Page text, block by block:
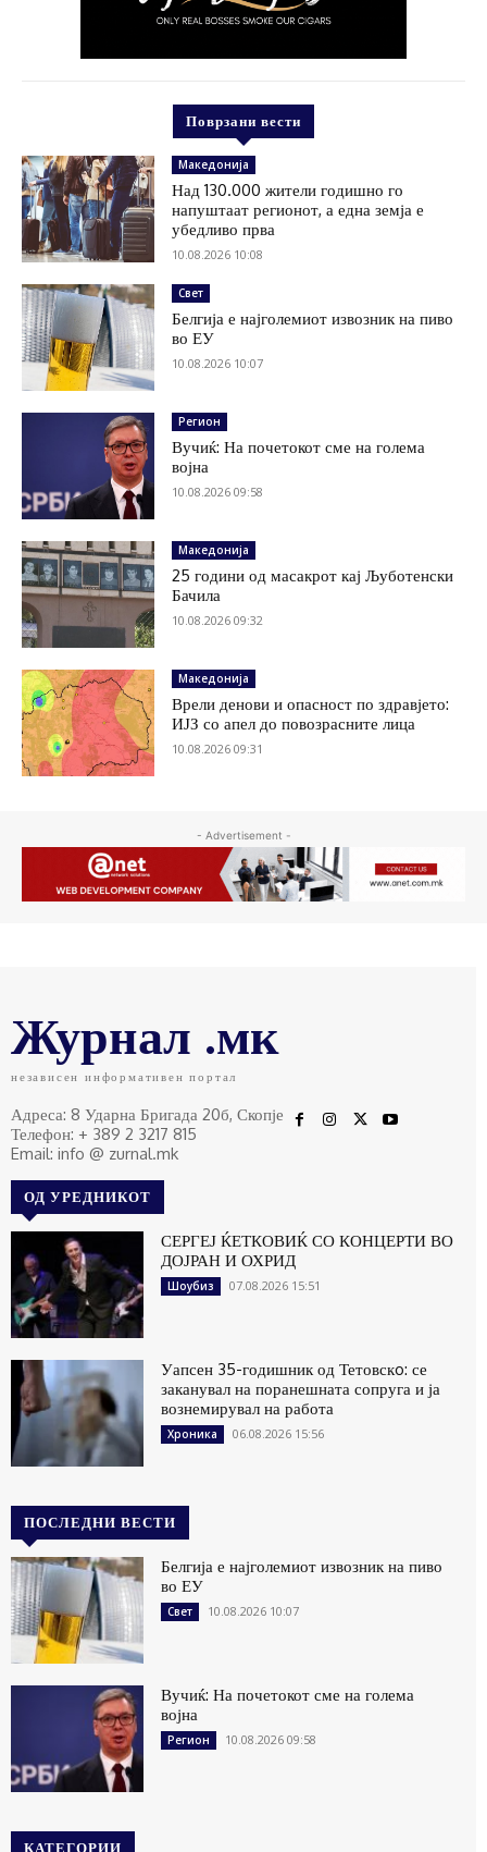
Поврзани вести
Македонија
Над 130.000 жители годишно го
напуштаат регионот, а една земја е
убедливо прва
10.08.2026 10:08
Свет
Белгија е најголемиот извозник на пиво
во ЕУ
10.08.2026 10:07
Регион
Вучиќ: На почетокот сме на голема
војна
10.08.2026 09:58
Македонија
25 години од масакрот кај Љуботенски
Бачила
10.08.2026 09:32
Македонија
Врели денови и опасност по здравјето:
ИЈЗ со апел до повозрасните лица
10.08.2026 09:31
- Advertisement -
Журнал .мк
независен информативен портал
Адреса: 8 Ударна Бригада 20б, Скопје
Телефон: + 389 2 3217 815
Email: info @ zurnal.mk
ОД УРЕДНИКОТ
СЕРГЕЈ ЌЕТКОВИЌ СО КОНЦЕРТИ ВО
ДОЈРАН И ОХРИД
Шоубиз 07.08.2026 15:51
Уапсен 35-годишник од Тетовскo: се
заканувал на поранешната сопруга и ја
вознемирувал на работа
Хроника 06.08.2026 15:56
ПОСЛЕДНИ ВЕСТИ
Белгија е најголемиот извозник на пиво
во ЕУ
Свет 10.08.2026 10:07
Вучиќ: На почетокот сме на голема
војна
Регион 10.08.2026 09:58
КАТЕГОРИИ